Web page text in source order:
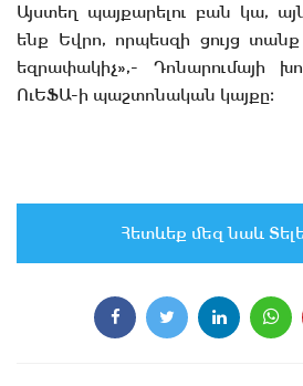
Այստեղ պայքարելու բան կա,
ենք Եվրո, որպեսզի ցույց
եզրափակիչ»,- Դոնարումայի
ՈւԵՖԱ-ի պաշտոնական կայքը։
Հետևեք մեզ նաև